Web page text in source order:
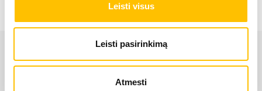
Leisti visus
Leisti pasirinkimą
Atmesti